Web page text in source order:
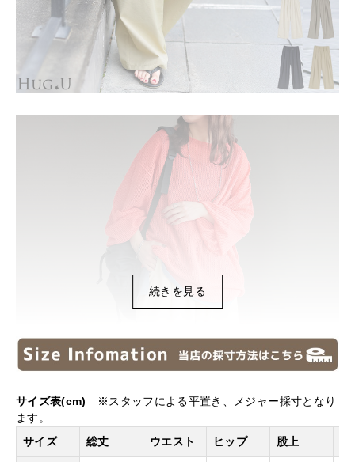
続きを見る
サイズ表(cm)
※スタッフによる平置き、メジャー採寸となり
ます。
サイズ
総丈 ウエスト ヒップ 股上